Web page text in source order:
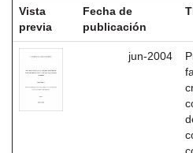
Vista
previa
Fecha de
publicación
jun-2004